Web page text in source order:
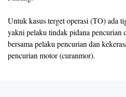
Untuk kasus terget operasi (TO) ada
yakni pelaku tindak pidana pencurian
bersama pelaku pencurian dan
pencurian motor (curanmor).